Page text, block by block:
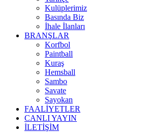
Kulüplerimiz
Basında Biz
İhale İlanları
BRANŞLAR
Korfbol
Paintball
Kuraş
Hemsball
Sambo
Savate
Sayokan
FAALİYETLER
CANLI YAYIN
İLETİŞİM